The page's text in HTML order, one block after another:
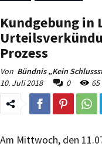
Kundgebung in
Prozess
Von Bündnis „Kein
10. Juli 2018
0 65
Am Mittwoch, den